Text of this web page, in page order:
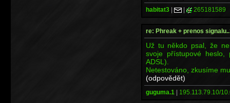
habitat3 | | 265181589
re: Phreak + prenos
Už tu někdo psal, že
svoje přístupové
ADSL).
Netestováno, zkusíme
(odpovědět)
guguma.1 | 195.113.79.10/